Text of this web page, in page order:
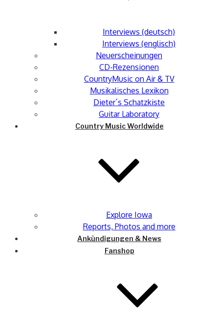
Interviews (deutsch)
Interviews (englisch)
Neuerscheinungen
CD-Rezensionen
CountryMusic on Air & TV
Musikalisches Lexikon
Dieter´s Schatzkiste
Guitar Laboratory
Country Music Worldwide
Explore Iowa
Reports, Photos and more
Ankündigungen & News
Fanshop